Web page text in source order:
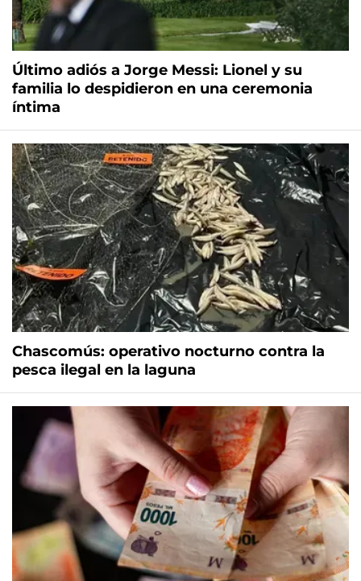
Último adiós a Jorge Messi: Lionel y su
familia lo despidieron en una ceremonia
íntima
Chascomús: operativo nocturno contra la
pesca ilegal en la laguna